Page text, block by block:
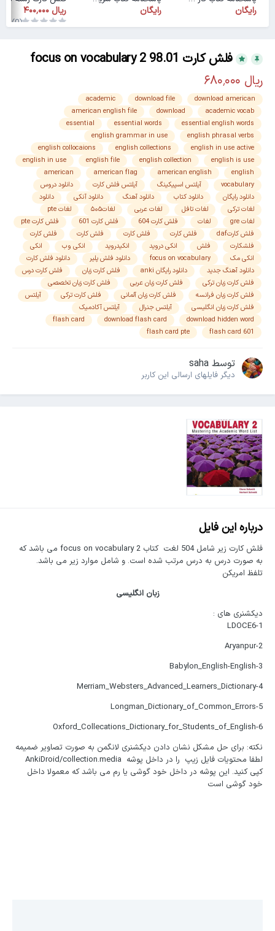
رایگان رایگان
(0)
فلش کارت focus on vocabulary 2 98.01
download american
download file
academic
academic vocab
download
american english file
essential english words
essential words
essential
english phrasal verbs
english grammar in use
english in use active
english collections
english collocaions
english is use
english collection
english file
english in use
english
american english
american flag
american
vocabulary
آیلتس اسپیکینگ آیلتس فلش کارت
دانلود دروس
دانلود رایگان
دانلود کتاب دانلود آهنگ دانلود آنکی
دانلود
لغات ترکی
لغات تافل لغات عربی لغات۵۰۵
لغات pte
لغات gre
لغات فلش کارت 604 فلش کارت 601
فلش کارت pte
فلش کارتdaf
فلش کارت فلش کارت فلش کارت
فلش کارت
فلشکارت
فلش انکی دروید انکیدروید انکی وب
انکی
انکی مک
focus on vocabulary دانلود فلش پلیر
دانلود فلش کارت
دانلود آهنگ جدید
دانلود رایگان anki فلش کارت زبان
فلش کارت درس
فلش کارت زبان ترکی
فلش کارت زبان عربی
فلش کارت زبان تخصصی
فلش کارت زبان فرانسه
فلش کارت زبان آلمانی فلش کارت ترکی
آیلتس
فلش کارت زبان انگلیسی
آیلتس جنرال
آیلتس آکادمیک
download hidden word
download flash card
flash card
flash card 601
flash card pte
توسط saha
دیگر فایل‎های ارسالی این کاربر
درباره این فایل
فلش کارت زیر شامل 504 لغت کتاب focus on vocabulary 2 می باشد که
به صورت درس به درس مرتب شده است. و شامل موارد زیر می باشد.
تلفظ امریکن
زبان انگلیسی
دیکشنری های :
1-LDOCE6
2-Aryanpur
3-Babylon_English-English
4-Merriam_Websters_Advanced_Learners_Dictionary
5-Longman_Dictionary_of_Common_Errors
6-Oxford_Collecations_Dictionary_for_Students_of_English
نکته: برای حل مشکل نشان دادن دیکشنری لانگمن به صورت تصاویر ضمیمه
لطفا محتویات فایل زیپ را در داخل پوشه AnkiDroid/collection.media
کپی کنید. این پوشه در داخل خود گوشی یا رم می باشد که معمولا داخل
خود گوشی است